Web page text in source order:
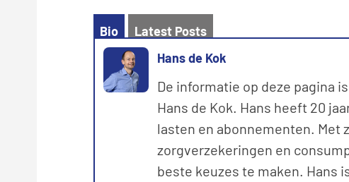
Bio
Latest Posts
Hans de Kok
De informatie op deze pagina
Hans de Kok. Hans heeft 20
lasten en abonnementen. Met
zorgverzekeringen en
beste keuzes te maken. Hans